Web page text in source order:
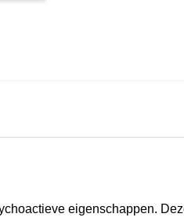
eigenschappen.